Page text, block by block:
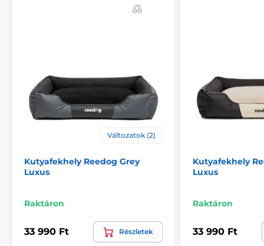
Változatok (2)
Kutyafekhely Reedog Grey
Luxus
Raktáron
33 990 Ft Részletek
Kutyafekhely
Luxus
Raktáron
33 990 Ft